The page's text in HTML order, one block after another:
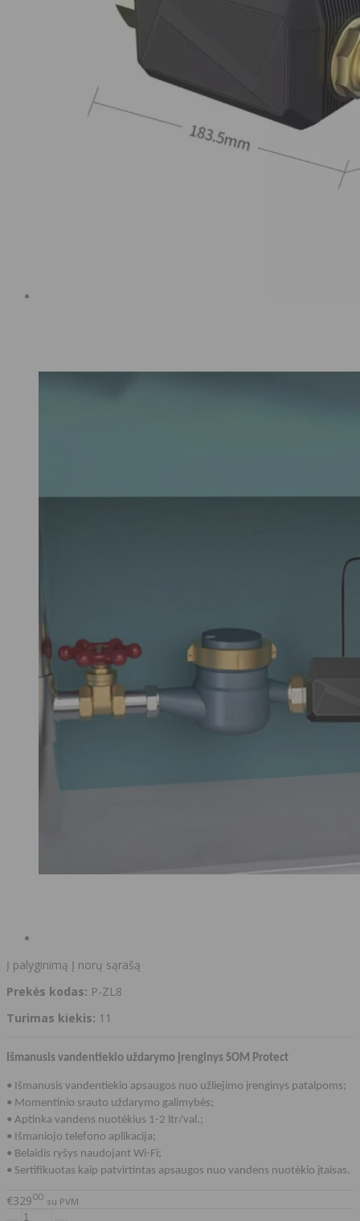
Į palyginimą Į norų sąrašą
Prekės kodas: P-ZL8
Turimas kiekis: 11
Išmanusis vandentiekio uždarymo įrenginys SOM Protect
• Išmanusis vandentiekio apsaugos nuo užliejimo įrenginys patalpoms;
• Momentinio srauto uždarymo galimybės;
• Aptinka vandens nuotėkius 1-2 ltr/val.;
• Išmaniojo telefono aplikacija;
• Belaidis ryšys naudojant Wi-Fi;
• Sertifikuotas kaip patvirtintas apsaugos nuo vandens nuotėkio įtaisas.
€32900 su PVM